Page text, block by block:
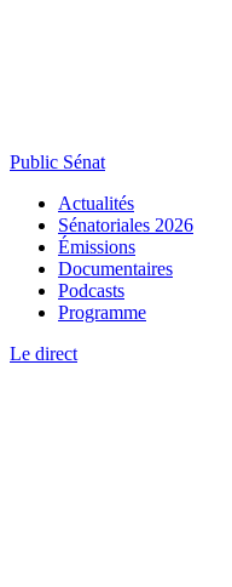
Public Sénat
Actualités
Sénatoriales 2026
Émissions
Documentaires
Podcasts
Programme
Le direct